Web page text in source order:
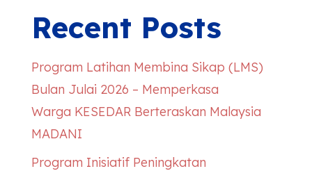
Recent Posts
Program Latihan Membina Sikap (LMS)
Bulan Julai 2026 – Memperkasa
Warga KESEDARBerteraskan Malaysia
MADANI
Program Inisiatif Peningkatan